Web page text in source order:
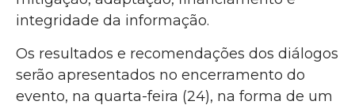
integridade da informação.
Os resultados e recomendações dos diálogos
serão apresentados no encerramento do
evento, na quarta-feira (24), na forma de um